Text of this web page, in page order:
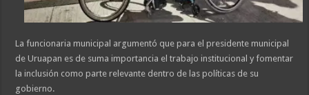
La funcionaria municipal argumentó que para el presidente municipal
de Uruapan es de suma importancia el trabajo institucional y fomentar
la inclusión como parte relevante dentro de las políticas de su
gobierno.